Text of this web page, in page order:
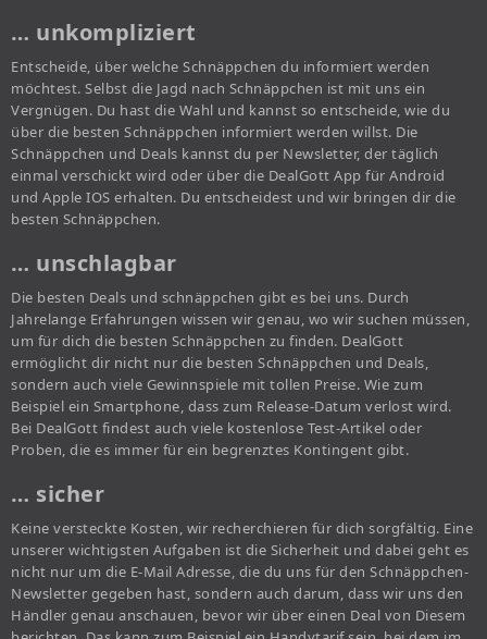
… unkompliziert
Entscheide, über welche Schnäppchen du informiert werden
möchtest. Selbst die Jagd nach Schnäppchen ist mit uns ein
Vergnügen. Du hast die Wahl und kannst so entscheide, wie du
über die besten Schnäppchen informiert werden willst. Die
Schnäppchen und Deals kannst du per Newsletter, der täglich
einmal verschickt wird oder über die DealGott App für Android
und Apple IOS erhalten. Du entscheidest und wir bringen dir die
besten Schnäppchen.
… unschlagbar
Die besten Deals und schnäppchen gibt es bei uns. Durch
Jahrelange Erfahrungen wissen wir genau, wo wir suchen müssen,
um für dich die besten Schnäppchen zu finden. DealGott
ermöglicht dir nicht nur die besten Schnäppchen und Deals,
sondern auch viele Gewinnspiele mit tollen Preise. Wie zum
Beispiel ein Smartphone, dass zum Release-Datum verlost wird.
Bei DealGott findest auch viele kostenlose Test-Artikel oder
Proben, die es immer für ein begrenztes Kontingent gibt.
… sicher
Keine versteckte Kosten, wir recherchieren für dich sorgfältig. Eine
unserer wichtigsten Aufgaben ist die Sicherheit und dabei geht es
nicht nur um die E-Mail Adresse, die du uns für den Schnäppchen-
Newsletter gegeben hast, sondern auch darum, dass wir uns den
Händler genau anschauen, bevor wir über einen Deal von Diesem